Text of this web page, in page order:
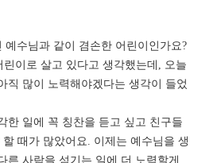
예수님과 같이 겸손한 어린이인가요?
이로 살고 있다고 생각했는데
오늘
직 많이 노력해야겠다는 생각이 들었
한 일에 꼭 칭찬을 듣고 싶고 친구들
때가 많았어요
이제는 예수님을 생
른 사람을 섬기는 일에 더 노력할게